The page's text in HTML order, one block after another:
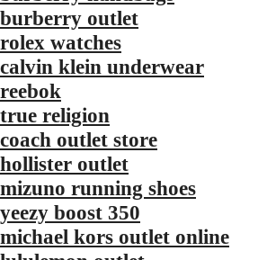
burberry outlet
rolex watches
calvin klein underwear
reebok
true religion
coach outlet store
hollister outlet
mizuno running shoes
yeezy boost 350
michael kors outlet online